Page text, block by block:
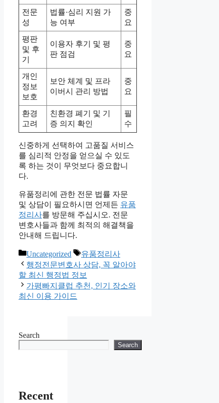
전문
성
법률·심리 지원 가
능 여부
중
요
평판
및 후
기
이용자 후기 및 평
판 점검
중
요
개인
정보
보호
보안 체계 및 프라
이버시 관리 방법
중
요
환경
고려
친환경 폐기 및 기
증 의지 확인
필
수
신중하게 선택하여 고품질 서비스
를 심리적 안정을 얻으실 수 있도
록 하는 것이 무엇보다 중요합니
다.
유품정리에 관한 전문 법률 자문
및 상담이 필요하시면 언제든 유품
정리사를 방문해 주십시오. 전문
변호사들과 함께 최적의 해결책을
안내해 드립니다.
Categories
Uncategorized Tags
유품정리사
행정전문변호사 상담, 꼭 알아야
할 최신 행정법 정보
가평빠지클럽 추천, 인기 장소와
최신 이용 가이드
Search
Search
Recent